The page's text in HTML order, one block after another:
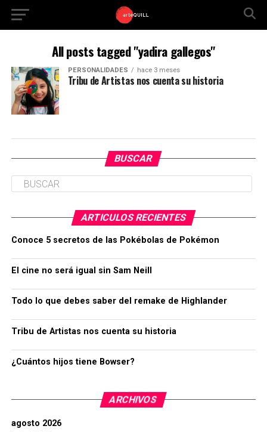
All posts tagged "yadira gallegos"
PERSONALIDADES hace 3 meses
Tribu de Artistas nos cuenta su historia
BUSCAR
ARTICULOS RECIENTES
Conoce 5 secretos de las Pokébolas de Pokémon
El cine no será igual sin Sam Neill
Todo lo que debes saber del remake de Highlander
Tribu de Artistas nos cuenta su historia
¿Cuántos hijos tiene Bowser?
ARCHIVOS
agosto 2026